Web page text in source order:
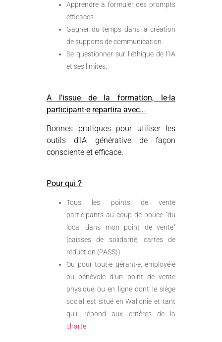
Apprendre à formuler des prompts
efficaces.
Gagner du temps dans la création
de supports de communication.
Se questionner sur l’éthique de l’IA
et ses limites.
A l’issue de la formation, le·la
participant·e repartira avec…
Bonnes pratiques pour utiliser les
outils d’IA générative de façon
consciente et efficace.
Pour qui ?
Tous les points de vente
participants au coup de pouce “du
local dans mon point de vente”
(caisses de solidarité, cartes de
réduction (PASS))
Ou pour tout·e gérant·e, employé·e
ou bénévole d’un point de vente
physique ou en ligne dont le siège
social est situé en Wallonie et tant
qu’il répond aux critères de la
charte